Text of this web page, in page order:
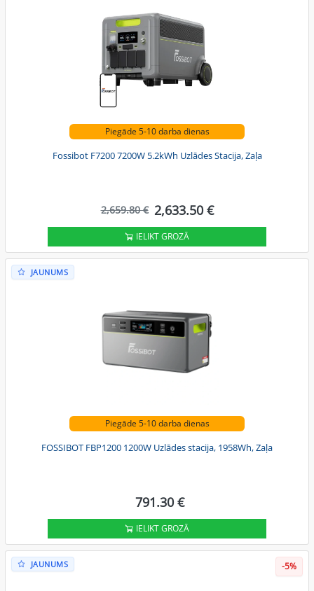
Piegāde 5-10 darba dienas
Fossibot F7200 7200W 5.2kWh Uzlādes Stacija, Zaļa
2,659.80 € 2,633.50 €
IELIKT GROZĀ
JAUNUMS
Piegāde 5-10 darba dienas
FOSSIBOT FBP1200 1200W Uzlādes stacija, 1958Wh, Zaļa
791.30 €
IELIKT GROZĀ
JAUNUMS -5%